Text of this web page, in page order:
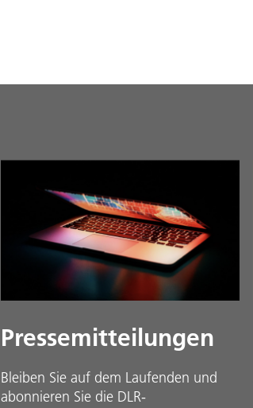
Pressemitteilungen
Bleiben Sie auf dem Laufenden und
abonnieren Sie die DLR-